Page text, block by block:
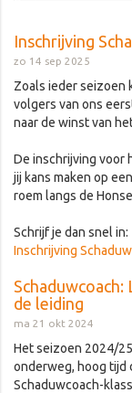
Inschrijving
zo 14 sep 2025
Zoals ieder seizoen
volgers van ons
naar de winst van
De inschrijving voor
jij kans maken op
roem langs de
Schrijf je dan snel in:
Inschrijving
Schaduwcoach:
de leiding
ma 21 okt 2024
Het seizoen 2024/
onderweg, hoog tijd
Schaduwcoach-